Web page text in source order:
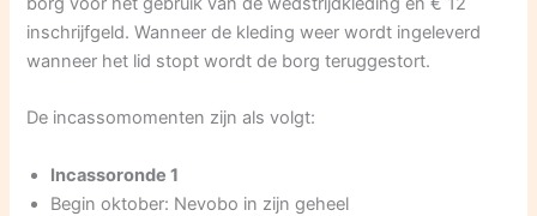
inschrijfgeld. Wanneer de kleding weer wordt ingeleverd
wanneer het lid stopt wordt de borg teruggestort.
De incassomomenten zijn als volgt:
Incassoronde 1
Begin oktober: Nevobo in zijn geheel